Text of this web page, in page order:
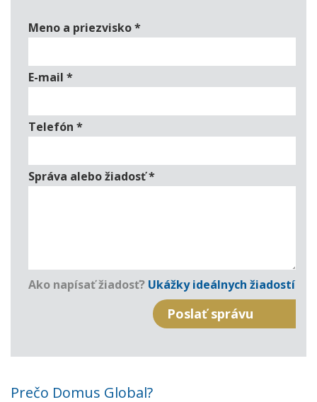
Meno a priezvisko*
E-mail *
Telefón *
Správa alebo žiadosť*
Ako napísať žiadosť? Ukážky ideálnych žiadostí
Prečo Domus Global?